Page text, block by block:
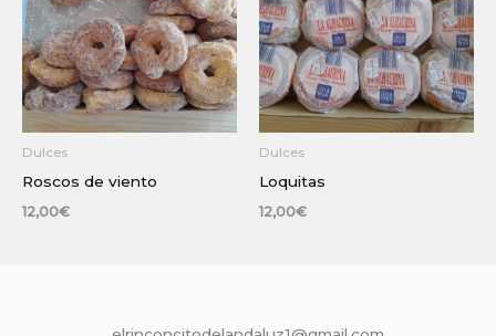
Dulces
Roscos de viento
12,00€
Dulces
Loquitas
12,00€